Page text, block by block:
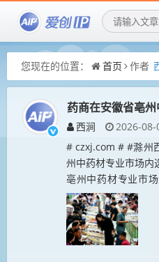
您现在的位置： 首页 作者
药商在安徽省亳州
西涧
2026-08-
# czxj.com # #滁州
州中药材专业市场内
亳州中药材专业市
来，亳州市持续推
化、品牌化、国际化...